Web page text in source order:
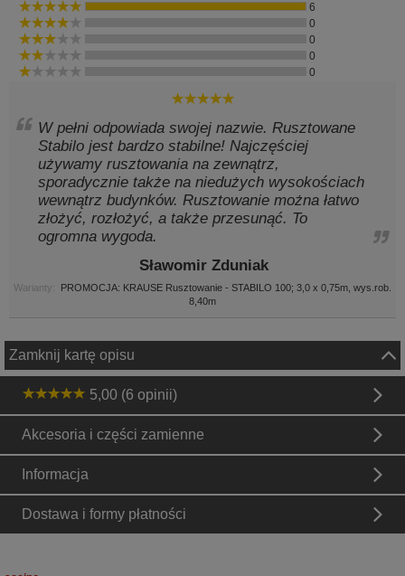
6
0
0
0
0
W pełni odpowiada swojej nazwie. Rusztowane
Stabilo jest bardzo stabilne! Najczęściej
używamy rusztowania na zewnątrz,
sporadycznie także na niedużych wysokościach
wewnątrz budynków. Rusztowanie można łatwo
złożyć, rozłożyć, a także przesunąć. To
ogromna wygoda.
Sławomir Zduniak
Warianty:
PROMOCJA: KRAUSE Rusztowanie - STABILO 100; 3,0 x 0,75m, wys.rob.
8,40m
Zamknij kartę opisu
5,00 (6 opinii)
Akcesoria i części zamienne
Informacja
Dostawa i formy płatności